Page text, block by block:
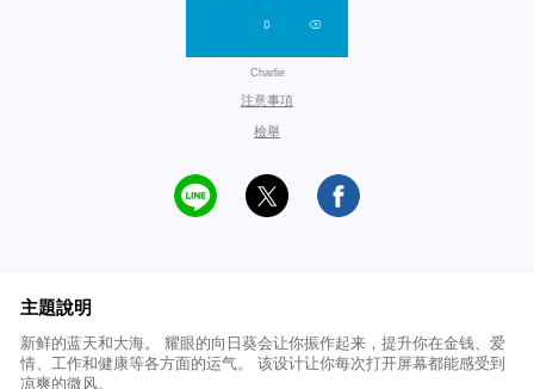
Charlie
注意事項
檢舉
主題說明
新鲜的蓝天和大海。 耀眼的向日葵会让你振作起来，提升你在金钱、爱
情、工作和健康等各方面的运气。 该设计让你每次打开屏幕都能感受到
凉爽的微风。